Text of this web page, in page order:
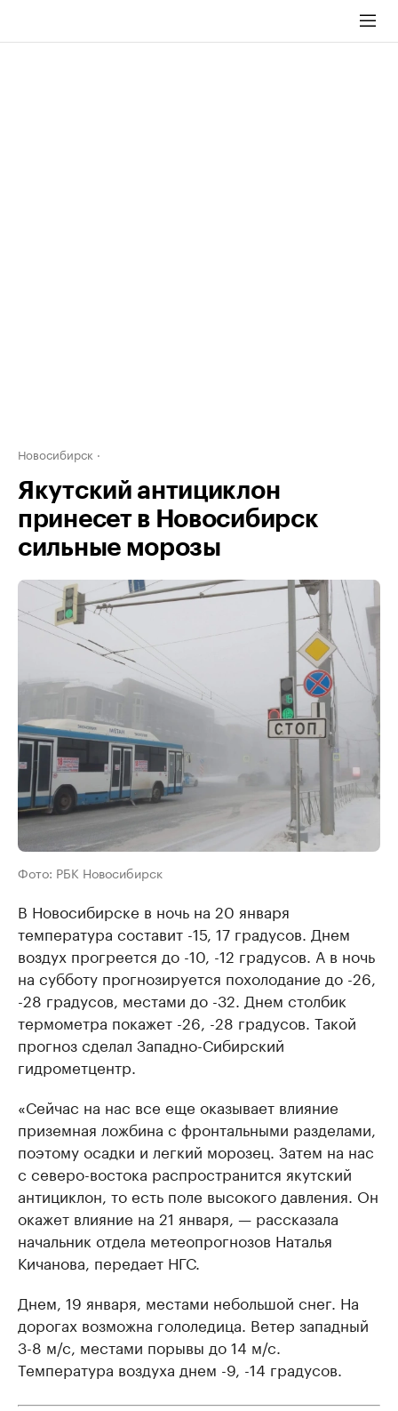
Новосибирск
Якутский антициклон
принесет в Новосибирск
сильные морозы
Фото: РБК Новосибирск
В Новосибирске в ночь на 20 января
температура составит -15, 17 градусов. Днем
воздух прогреется до -10, -12 градусов. А в ночь
на субботу прогнозируется похолодание до -26,
-28 градусов, местами до -32. Днем столбик
термометра покажет -26, -28 градусов. Такой
прогноз сделал Западно-Сибирский
гидрометцентр.
«Сейчас на нас все еще оказывает влияние
приземная ложбина с фронтальными разделами,
поэтому осадки и легкий морозец. Затем на нас
с северо-востока распространится якутский
антициклон, то есть поле высокого давления. Он
окажет влияние на 21 января, — рассказала
начальник отдела метеопрогнозов Наталья
Кичанова, передает НГС.
Днем, 19 января, местами небольшой снег. На
дорогах возможна гололедица. Ветер западный
3-8 м/с, местами порывы до 14 м/с.
Температура воздуха днем -9, -14 градусов.